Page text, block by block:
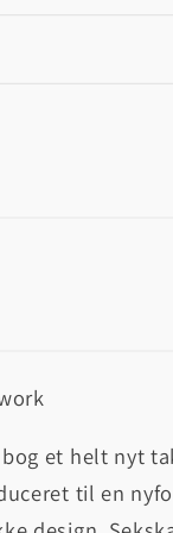
et helt nyt
til en